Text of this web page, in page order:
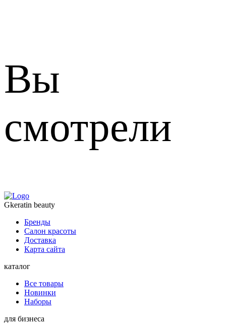
Вы
смотрели
Gkeratin beauty
Бренды
Салон красоты
Доставка
Карта сайта
каталог
Все товары
Новинки
Наборы
для бизнеса